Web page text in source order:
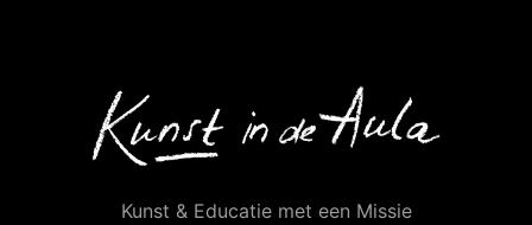
Kunst & Educatie met een Missie